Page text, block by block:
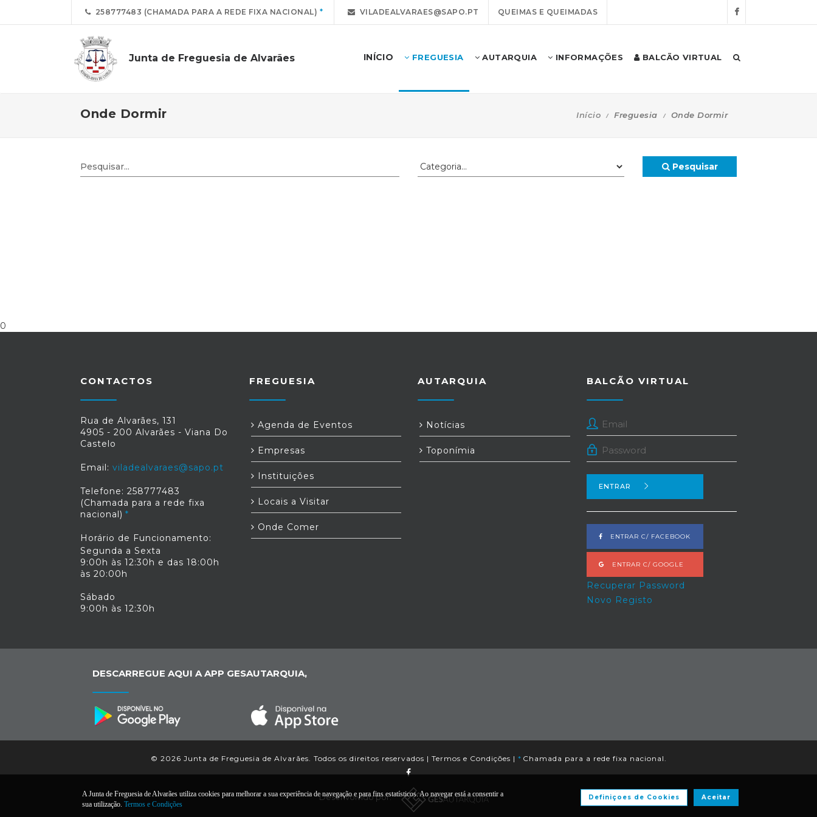
258777483 (CHAMADA PARA A REDE FIXA NACIONAL) VILADEALVARAES@SAPO.PT QUEIMAS E QUEIMADAS
Junta de Freguesia de Alvarães INÍCIO FREGUESIA AUTARQUIA INFORMAÇÕES BALCÃO VIRTUAL
Onde Dormir Início Freguesia Onde Dormir
Pesquisar
0
CONTACTOS
Rua de Alvarães, 131
4905 - 200 Alvarães - Viana Do
Castelo
Email: viladealvaraes@sapo.pt
Telefone: 258777483
(Chamada para a rede fixa
nacional)
Horário de Funcionamento:
Segunda a Sexta
9:00h às 12:30h e das 18:00h
às 20:00h
Sábado
9:00h às 12:30h
FREGUESIA
Agenda de Eventos
Empresas
Instituições
Locais a Visitar
Onde Comer
AUTARQUIA
Notícias
Toponímia
BALCÃO VIRTUAL
ENTRAR
ENTRAR C/ FACEBOOK
ENTRAR C/ GOOGLE
Recuperar Password
Novo Registo
DESCARREGUE AQUI A APP GESAUTARQUIA,
© 2026 Junta de Freguesia de Alvarães. Todos os direitos reservados | Termos e Condições | * Chamada para a rede fixa nacional.
Desenvolvido por:
A Junta de Freguesia de Alvarães utiliza cookies para melhorar a sua experiência de navegação e para fins estatísticos. Ao navegar está a consentir a
sua utilização. Termos e Condições
Aceitar
Definiçoes de Cookies